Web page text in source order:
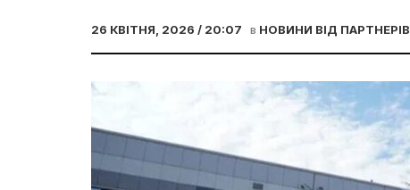
26 КВІТНЯ, 2026 / 20:07 в НОВИНИ ВІД ПАРТНЕРІВ